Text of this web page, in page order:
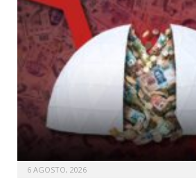
6 AGOSTO, 2026